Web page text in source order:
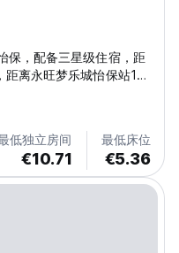
，配备三星级住宿，距
离永旺梦乐城怡保站18
低独立房间
€10.71
最低床位
€5.36